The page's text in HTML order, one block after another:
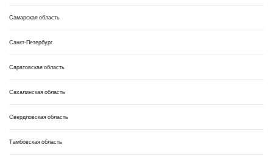
Самарская область
Санкт-Петербург
Саратовская область
Сахалинская область
Свердловская область
Тамбовская область